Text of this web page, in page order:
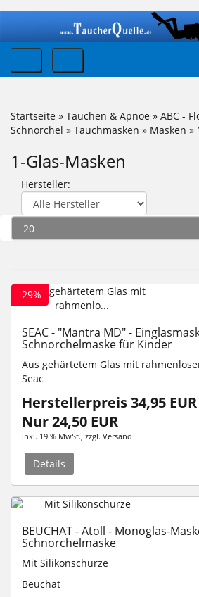
Startseite » Tauchen & Apnoe » ABC -
Schnorchel » Tauchmasken » Masken »
1-Glas-Masken
Hersteller:
-29%
SEAC - "Mantra MD" -
Schnorchelmaske für Kinder
Aus gehärtetem Glas mit
Seac
Herstellerpreis 34,95 EUR
Nur 24,50 EUR
inkl. 19 % MwSt. , zzgl. Versand
Details
BEUCHAT - Atoll - Monoglas-
Schnorchelmaske
Mit Silikonschürze
Beuchat